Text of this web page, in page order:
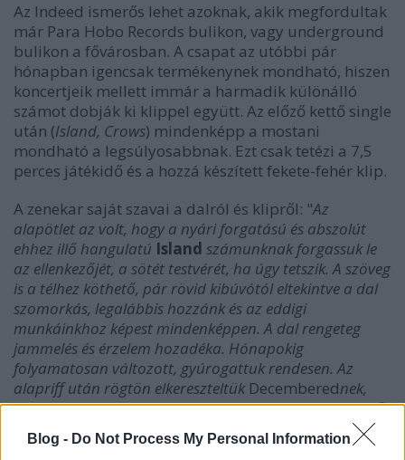
Blog - Do Not Process My Personal Information
Az Indeed ismerős lehet azoknak, akik megfordultak
már Para Hobo Records bulikon, vagy underground
bulikon a fővárosban. A csapat az utóbbi pár
hónapban igencsak termékenynek mondható, hiszen
koncertjeik mellett immár a harmadik különálló
számot dobják ki klippel együtt. Az előző kettő single
után (Island, Crows) mindenképp a mostani
mondható a legsúlyosabbnak. Ezt csak tetézi a 7,5
perces játékidő és a hozzá készített fekete-fehér klip.
A zenekar saját szavai a dalról és klipről: "Az
alapötlet az volt, hogy a nyári forgatású és abszolút
ehhez illő hangulatú Island számunknak forgassuk le
az ellenkezőjét, a sötét testvérét, ha úgy tetszik. A szöveg
is a télhez köthető, pár rövid kibúvótól eltekintve a dal
szomorkás, legalábbis hozzánk és az eddigi
munkáinkhoz képest mindenképpen.A dal rengeteg
jammelés és érzelem hozadéka. Hónapokig
folyamatosan változott, gyúrogattuk rendesen. Az
alapriff után rögtön elkereszteltük Decemberednek,
ami egy szójátékkal tükrözi az alaphangulatát. Egy erős
de érzékeny, kimért de sürgető, gyengéd de feszültséggel
teli hangulatábrázolás lett a végeredmény. Hossza